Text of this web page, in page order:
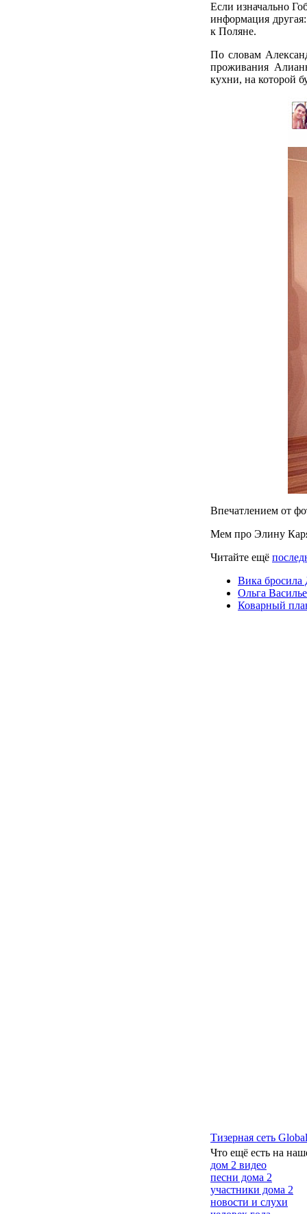
Если изначально
информация
к Поляне.
По словам
проживания
кухни, на которой
Впечатлением от
Мем про Элину
Читайте ещё
Вика бросила
Ольга
Коварный
Тизерная сеть
Что ещё есть на
дом 2 видео
песни дома 2
участники дома 2
новости и слухи